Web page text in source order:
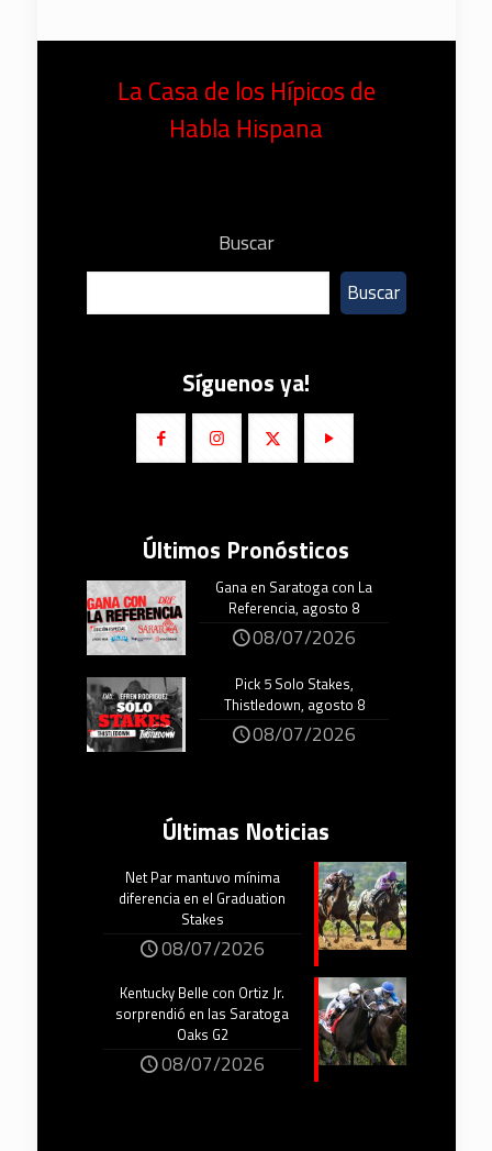
La Casa de los Hípicos de
Habla Hispana
Buscar
Buscar
Síguenos ya!
Últimos Pronósticos
Gana en Saratoga con La
Referencia, agosto 8
08/07/2026
Pick 5 Solo Stakes,
Thistledown, agosto 8
08/07/2026
Últimas Noticias
Net Par mantuvo mínima
diferencia en el Graduation
Stakes
08/07/2026
Kentucky Belle con Ortiz Jr.
sorprendió en las Saratoga
Oaks G2
08/07/2026